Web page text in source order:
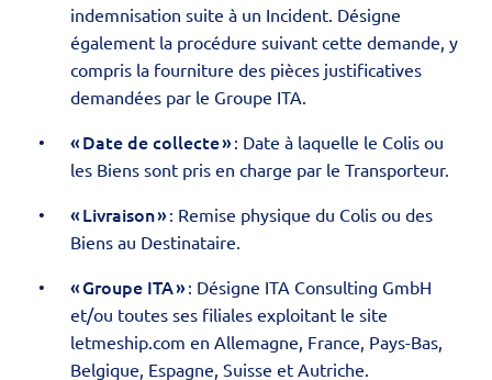
indemnisation suite à un Incident. Désigne
également la procédure suivant cette demande, y
compris la fourniture des pièces justificatives
demandées par le Groupe ITA.
« Date de collecte »: Date à laquelle le Colis ou
les Biens sont pris en charge par le Transporteur.
« Livraison »: Remise physique du Colis ou des
Biens au Destinataire.
« Groupe ITA »: Désigne ITA Consulting GmbH
et/ou toutes ses filiales exploitant le site
letmeship.com en Allemagne, France, Pays-Bas,
Belgique, Espagne, Suisse et Autriche.